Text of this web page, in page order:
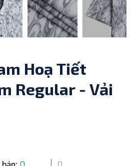
Hoạ Tiết
Regular - Vải